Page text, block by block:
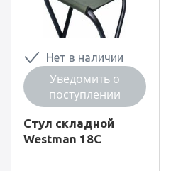
Нет в наличии
Уведомить о
поступлении
Стул складной
Westman 18С